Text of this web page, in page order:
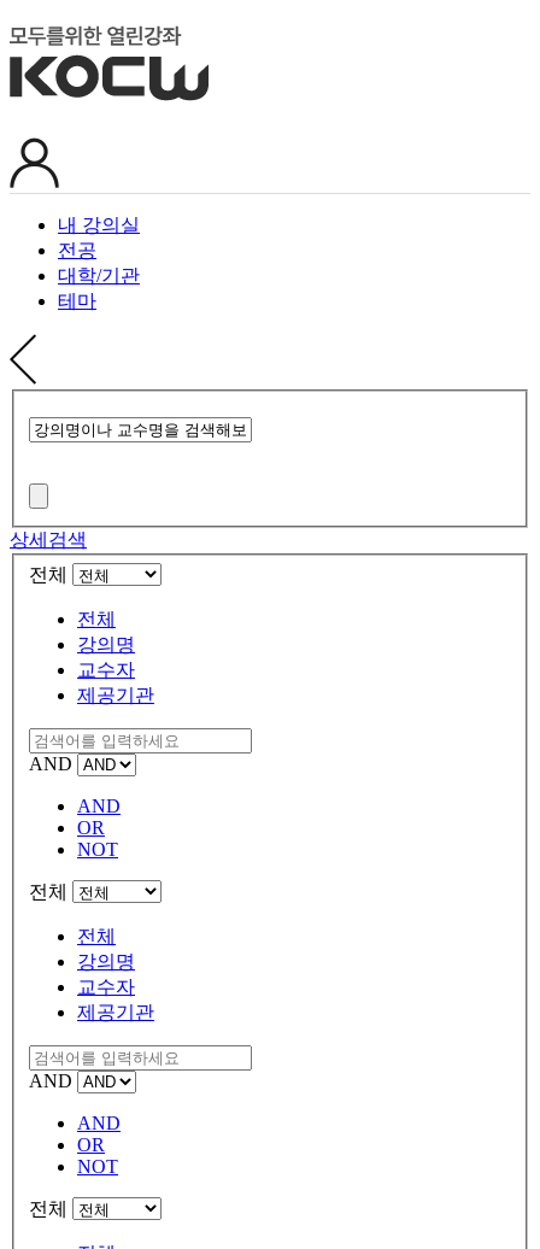
내 강의실
전공
대학/기관
테마
상세검색
전체
전체
강의명
교수자
제공기관
AND
AND
OR
NOT
전체
전체
강의명
교수자
제공기관
AND
AND
OR
NOT
전체